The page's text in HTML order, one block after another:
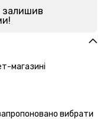
залишив
магазині
вибрати